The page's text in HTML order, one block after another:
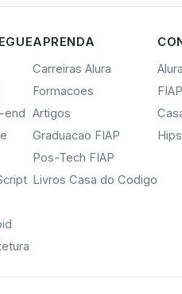
end
APRENDA
Carreiras Alura
Formacoes
Artigos
Graduacao FIAP
Pos-Tech FIAP
Livros Casa do Codigo
Alura
FIAP